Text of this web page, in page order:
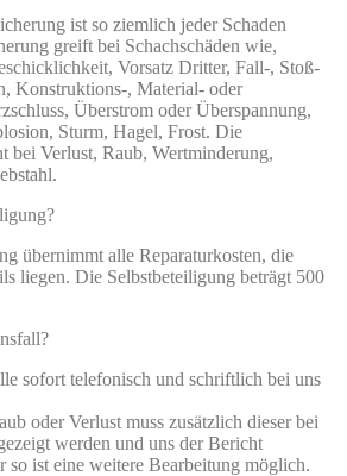
ist so ziemlich jeder Schaden
greift bei Schachschäden wie,
Vorsatz Dritter, Fall-, Stoß-
Konstruktions-, Material- oder
Überstrom oder Überspannung,
Sturm, Hagel, Frost. Die
bei Verlust, Raub, Wertminderung,
übernimmt alle Reparaturkosten, die
liegen. Die Selbstbeteiligung beträgt 500
sofort telefonisch und schriftlich bei uns
oder Verlust muss zusätzlich dieser bei
werden und uns der Bericht
so ist eine weitere Bearbeitung möglich.